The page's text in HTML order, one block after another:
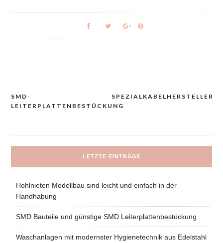
Navigacija
SMD-
LEITERPLATTENBESTÜCKUNG
SPEZIALKABELHERSTELLER
LETZTE EINTRÄGE
Hohlnieten Modellbau sind leicht und einfach in der
Handhabung
SMD Bauteile und günstige SMD Leiterplattenbestückung
Waschanlagen mit modernster Hygienetechnik aus Edelstahl